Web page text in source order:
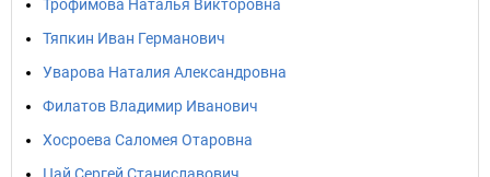
Трофимова Наталья Викторовна
Тяпкин Иван Германович
Уварова Наталия Александровна
Филатов Владимир Иванович
Хосроева Саломея Отаровна